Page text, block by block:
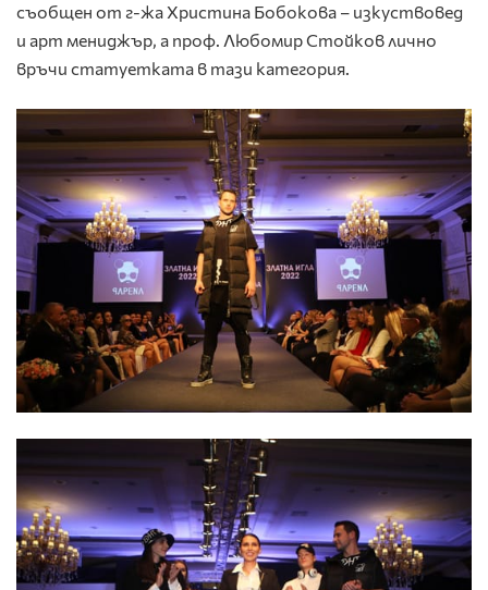
съобщен от г-жа Христина Бобокова – изкуствовед
и арт мениджър, а проф. Любомир Стойков лично
връчи статуетката в тази категория.